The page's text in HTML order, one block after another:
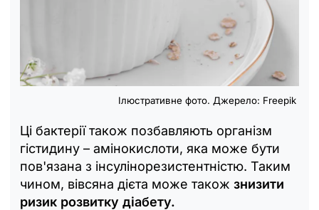
Ілюстративне фото. Джерело: Freepik
Ці бактерії також позбавляють організм
гістидину – амінокислоти, яка може бути
пов'язана з інсулінорезистентністю. Таким
чином, вівсяна дієта може також знизити
ризик розвитку діабету.